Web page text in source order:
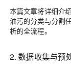
本篇文章将详细介
油污的分类与分割
析的全流程。
2. 数据收集与预